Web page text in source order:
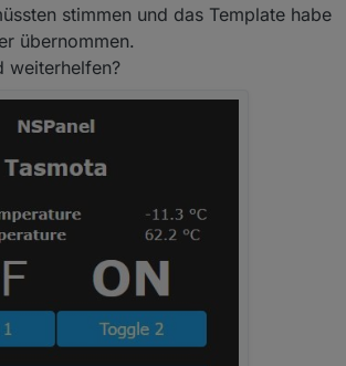
stimmen und das Template habe
übernommen.
weiterhelfen?